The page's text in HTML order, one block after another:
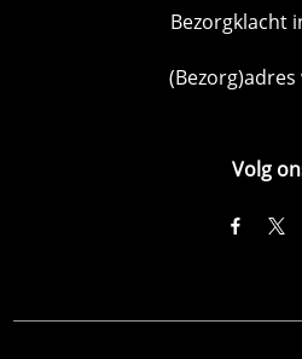
Bezorgklacht
(Bezorg)adres
Volg